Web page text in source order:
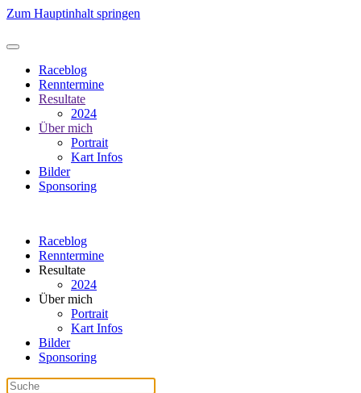
Zum Hauptinhalt springen
Raceblog
Renntermine
Resultate
2024
Über mich
Portrait
Kart Infos
Bilder
Sponsoring
Raceblog
Renntermine
Resultate
2024
Über mich
Portrait
Kart Infos
Bilder
Sponsoring